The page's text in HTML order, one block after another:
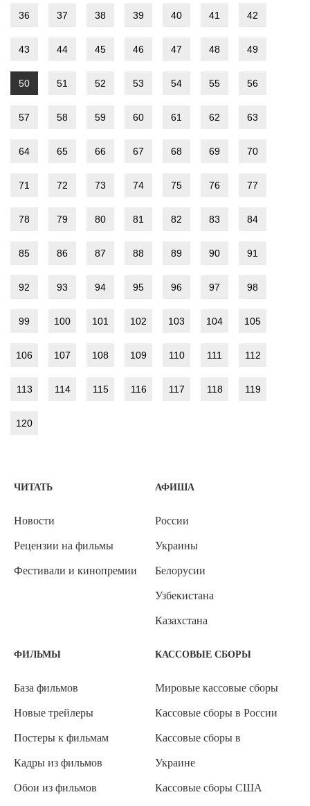
36 37 38 39 40 41 42
43 44 45 46 47 48 49
50 51 52 53 54 55 56
57 58 59 60 61 62 63
64 65 66 67 68 69 70
71 72 73 74 75 76 77
78 79 80 81 82 83 84
85 86 87 88 89 90 91
92 93 94 95 96 97 98
99 100 101 102 103 104 105
106 107 108 109 110 111 112
113 114 115 116 117 118 119
120
ЧИТАТЬ
Новости
Рецензии на фильмы
Фестивали и кинопремии
АФИША
России
Украины
Белорусии
Узбекистана
Казахстана
ФИЛЬМЫ
База фильмов
Новые трейлеры
Постеры к фильмам
Кадры из фильмов
Обои из фильмов
КАССОВЫЕ СБОРЫ
Мировые кассовые сборы
Кассовые сборы в России
Кассовые сборы в
Украине
Кассовые сборы США